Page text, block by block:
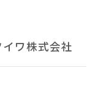
ワ株式会社